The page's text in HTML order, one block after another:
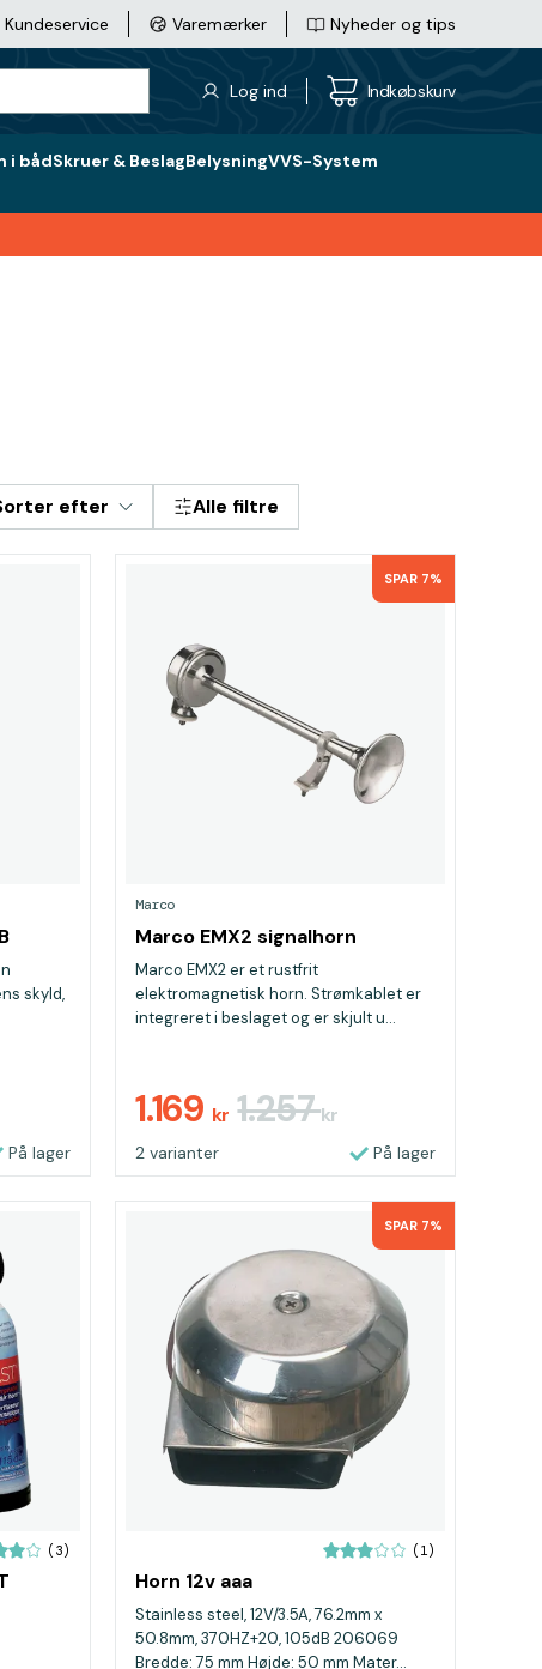
Kundeservice Varemærker Nyheder og tips
Log ind Indkøbskurv
i bådSkruer & BeslagBelysningVVS-System
efter Alle filtre
skyld,
På lager
SPAR 7%
Marco
Marco EMX2 signalhorn
Marco EMX2 er et rustfrit
elektromagnetisk horn. Strømkablet er
integreret i beslaget og er skjult u...
1.169 kr 1.257kr
2 varianter På lager
(3)
SPAR 7%
(1)
Horn 12v aaa
Stainless steel, 12V/3.5A, 76.2mm x
50.8mm, 370HZ+20, 105dB 206069
Bredde: 75 mm Højde: 50 mm Mater...